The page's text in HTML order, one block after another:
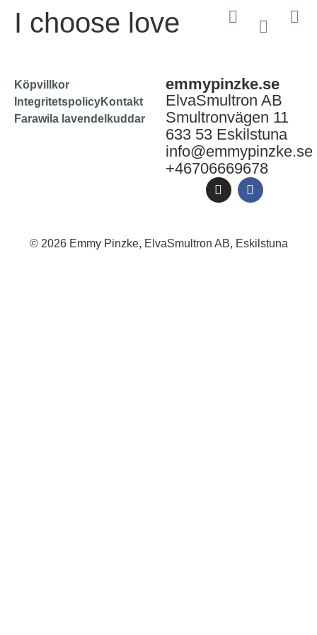
I choose love
emmypinzke.se
ElvaSmultron AB
Smultronvägen 11
633 53 Eskilstuna
info@emmypinzke.se
+46706669678
Köpvillkor
IntegritetspolicyKontakt
Farawila lavendelkuddar
© 2026 Emmy Pinzke, ElvaSmultron AB, Eskilstuna